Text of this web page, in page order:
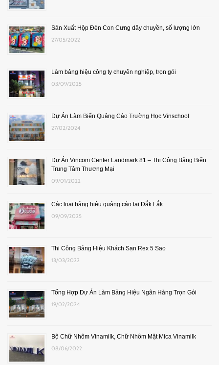
Sản Xuất Hộp Đèn Con Cưng dây chuyền, số lượng lớn
27/05/2022
Làm bảng hiệu công ty chuyên nghiệp, trọn gói
03/09/2025
Dự Án Làm Biển Quảng Cáo Trường Học Vinschool
27/02/2024
Dự Án Vincom Center Landmark 81 – Thi Công Bảng Biển
Trung Tâm Thương Mại
09/01/2022
Các loại bảng hiệu quảng cáo tại Đắk Lắk
09/09/2025
Thi Công Bảng Hiệu Khách Sạn Rex 5 Sao
13/03/2022
Tổng Hợp Dự Án Làm Bảng Hiệu Ngân Hàng Trọn Gói
19/02/2024
Bộ Chữ Nhôm Vinamilk, Chữ Nhôm Mặt Mica Vinamilk
08/06/2022